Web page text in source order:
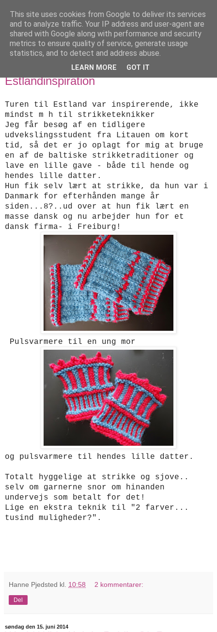
designstrik.dk
.... en side om en yndlingsbeskæftigelse: håndstrik
Estlandinspiration
Turen til Estland var inspirerende, ikke
mindst m h til strikketeknikker
Jeg får besøg af en tidligere
udvekslingsstudent fra Litauen om kort
tid, så det er jo oplagt for mig at bruge
en af de baltiske strikketraditioner og
lave en lille gave - både til hende og
hendes lille datter.
Hun fik selv lært at strikke, da hun var i
Danmark for efterhånden mange år
siden...8?..ud over at hun fik lært en
masse dansk og nu arbejder hun for et
dansk firma- i Freiburg!
Pulsvarmere til en ung mor
og pulsvarmere til hendes lille datter.
Totalt hyggelige at strikke og sjove..
selv om garnerne snor om hinanden
undervejs som betalt for det!
Lige en ekstra teknik til "2 farver...
tusind muligheder?".
Hanne Pjedsted kl. 10:58 2 kommentarer:
Del
søndag den 15. juni 2014
This site uses cookies from Google to deliver its services
and to analyze traffic. Your IP address and user-agent are
shared with Google along with performance and security
metrics to ensure quality of service, generate usage
statistics, and to detect and address abuse.
LEARN MORE GOT IT